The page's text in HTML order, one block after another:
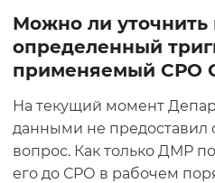
Можно ли уточнить
определенный
применяемый СРО
На текущий момент
данными не предоставил
вопрос. Как только ДМР
его до СРО в рабочем